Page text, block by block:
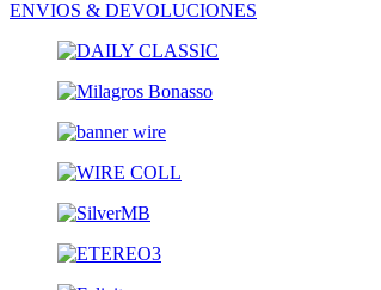
ENVIOS & DEVOLUCIONES